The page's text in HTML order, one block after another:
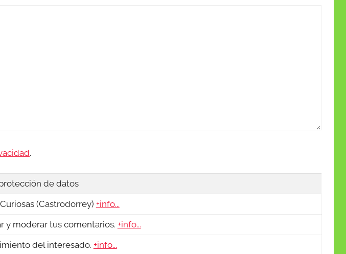
.
de datos
(Castrodorrey) +info...
y moderar tus comentarios.+info...
del interesado. +info...